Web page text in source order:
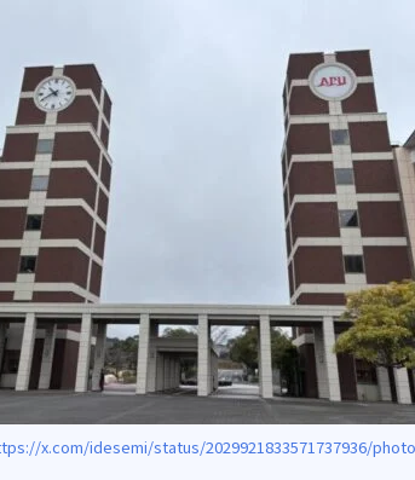
x.com/idesemi/status/2029921833571737936/